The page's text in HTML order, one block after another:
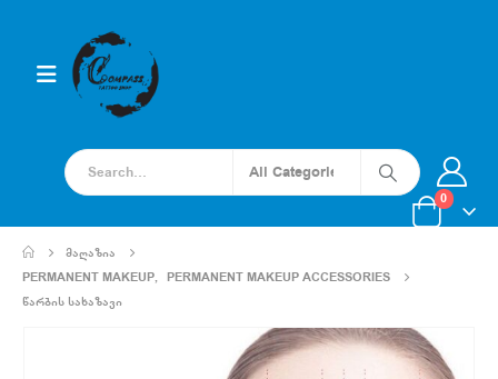
0
ᲛᲐᲦᲐᲖᲘᲐ
PERMANENT MAKEUP, PERMANENT MAKEUP ACCESSORIES
ᲬᲐᲠᲑᲘᲡ ᲡᲐᲮᲐᲖᲐᲕᲘ